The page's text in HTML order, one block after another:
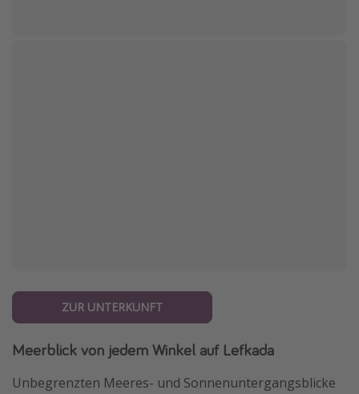
ZUR UNTERKUNFT
Meerblick von jedem Winkel auf Lefkada
Unbegrenzten Meeres- und Sonnenuntergangsblicke